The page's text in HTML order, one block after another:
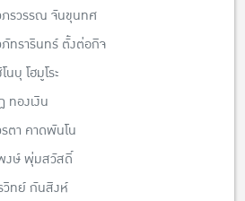
ภรวรรณ จันขุนทศ
ภัทรารินทร์ ตั้งต่อกิจ
นบุ โฮมูโระ
ทองเงิน
ตา คาดพันโน
งษ์ พุ่มสวัสดิ์
วิทย์ กันสิงห์